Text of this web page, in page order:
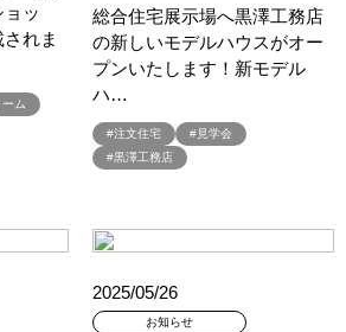
#WEBイベント #WEBセミナー
予約限定キャンペーン
HAUS
#xevoΣ #YouTube #Youtube LIVE
#いい暮らし #えらべる
ッ
れま
ム
総合住宅展示場へ黒澤工務店
の新しいモデルハウスがオー
プンいたします！新モデル
ハ…
#注文住宅
#見学会
#黒澤工務店
2025/05/26
お知らせ